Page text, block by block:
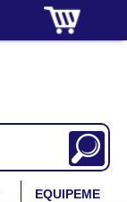
EQUIPEMENT